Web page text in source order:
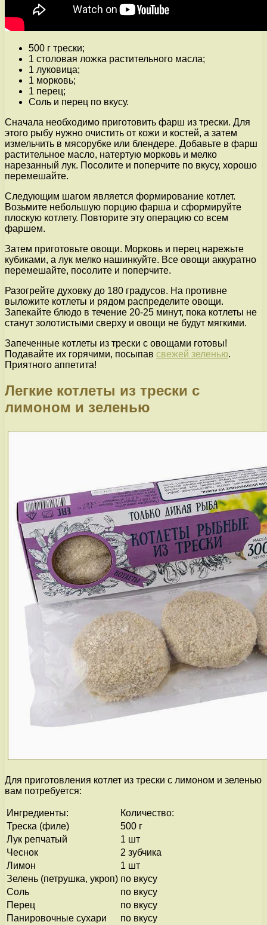
500 г трески;
1 столовая ложка растительного масла;
1 луковица;
1 морковь;
1 перец;
Соль и перец по вкусу.
Сначала необходимо приготовить фарш из трески. Для
этого рыбу нужно очистить от кожи и костей, а затем
измельчить в мясорубке или блендере. Добавьте в фарш
растительное масло, натертую морковь и мелко
нарезанный лук. Посолите и поперчите по вкусу, хорошо
перемешайте.
Следующим шагом является формирование котлет.
Возьмите небольшую порцию фарша и сформируйте
плоскую котлету. Повторите эту операцию со всем
фаршем.
Затем приготовьте овощи. Морковь и перец нарежьте
кубиками, а лук мелко нашинкуйте. Все овощи аккуратно
перемешайте, посолите и поперчите.
Разогрейте духовку до 180 градусов. На противне
выложите котлеты и рядом распределите овощи.
Запекайте блюдо в течение 20-25 минут, пока котлеты не
станут золотистыми сверху и овощи не будут мягкими.
Запеченные котлеты из трески с овощами готовы!
Подавайте их горячими, посыпав свежей зеленью.
Приятного аппетита!
Легкие котлеты из трески с
лимоном и зеленью
Для приготовления котлет из трески с лимоном и зеленью
вам потребуется:
Ингредиенты:
Количество:
Треска (филе)
500 г
Лук репчатый
1 шт
Чеснок
2 зубчика
Лимон
1 шт
Зелень (петрушка, укроп) по вкусу
Соль
по вкусу
Перец
по вкусу
Панировочные сухари
по вкусу